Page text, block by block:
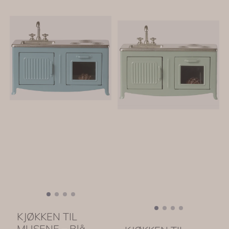
KJØKKEN TIL